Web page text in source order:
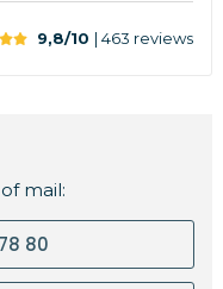
9,8/10 | 463 reviews
mail:
80